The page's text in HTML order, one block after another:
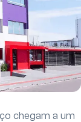
chegam a um